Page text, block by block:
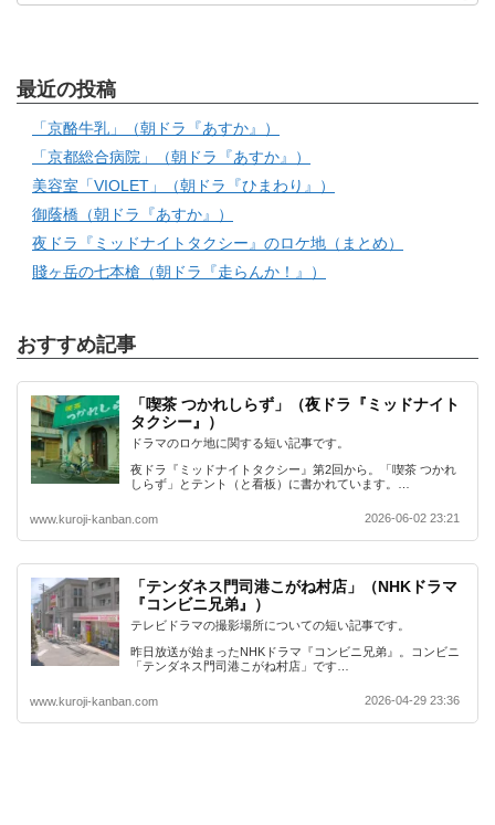
最近の投稿
「京酪牛乳」（朝ドラ『あすか』）
「京都総合病院」（朝ドラ『あすか』）
美容室「VIOLET」（朝ドラ『ひまわり』）
御蔭橋（朝ドラ『あすか』）
夜ドラ『ミッドナイトタクシー』のロケ地（まとめ）
賤ヶ岳の七本槍（朝ドラ『走らんか！』）
おすすめ記事
「喫茶 つかれしらず」（夜ドラ『ミッドナイト
タクシー』）
ドラマのロケ地に関する短い記事です。
夜ドラ『ミッドナイトタクシー』第2回から。「喫茶 つかれ
しらず」とテント（と看板）に書かれています。…
www.kuroji-kanban.com 2026-06-02 23:21
「テンダネス門司港こがね村店」（NHKドラマ
『コンビニ兄弟』）
テレビドラマの撮影場所についての短い記事です。
昨日放送が始まったNHKドラマ『コンビニ兄弟』。コンビニ
「テンダネス門司港こがね村店」です…
www.kuroji-kanban.com 2026-04-29 23:36